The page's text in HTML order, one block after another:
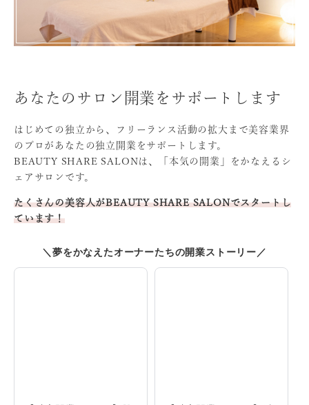
＼夢をかなえたオーナーたちの開業ストーリー／
あなたのサロン開業をサポートします
はじめての独立から、フリーランス活動の拡大まで美容業界
のプロがあなたの独立開業をサポートします。
BEAUTY SHARE SALONは、「本気の開業」をかなえる シ
ェアサロンです。
たくさんの美容人がBEAUTY SHARE SALONでスタートし
ています！